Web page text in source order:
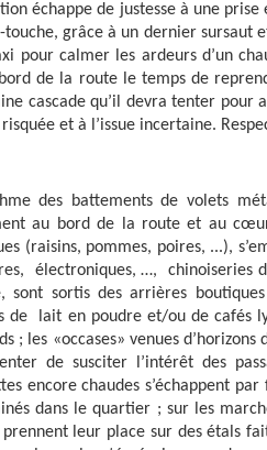
échappe de justesse à une
touche, grâce à un dernier sursaut
pour calmer les ardeurs d’un
de la route le temps de
cascade qu’il devra tenter pour
et à l’issue incertaine.
des battements de volets
au bord de la route et au
(raisins, pommes, poires, ...),
électroniques, …, chinoiseries
sont sortis des arrières
de lait en poudre et/ou de cafés
; les «occases» venues
de susciter l’intérêt des
encore chaudes s’échappent
dans le quartier ; sur les
prennent leur place sur des étals